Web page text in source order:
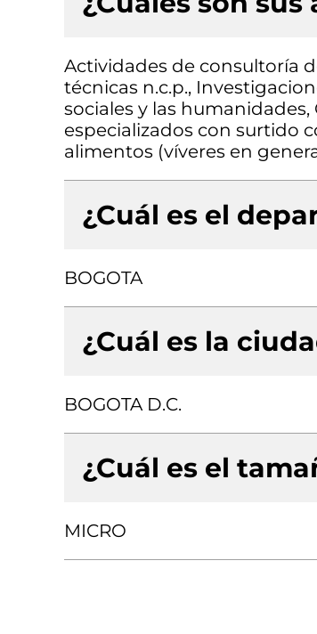
Actividades de consultoría
técnicas n.c.p.,
sociales y las
especializados con surtido
alimentos (víveres en
¿Cuál es el
BOGOTA
¿Cuál es la
BOGOTA D.C.
¿Cuál es el
MICRO